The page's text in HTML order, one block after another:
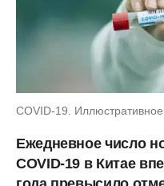
COVID-19.
Ежедневное число
COVID-19 в Китае